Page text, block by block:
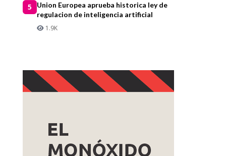
5
Union Europea aprueba historica ley de
regulacion de inteligencia artificial
1.9K